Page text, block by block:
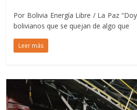
Por Bolivia Energía Libre / La Paz
bolivianos que se quejan de algo que
Leer más